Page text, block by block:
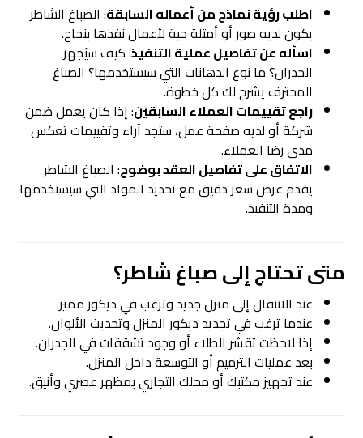
اطلب رؤية نماذج من أعماله السابقة: الصباغ الشاطر
يكون لديه صور أو أمثلة حية لأعمال نفذها بنجاح.
اسأله عن تفاصيل عملية التنفيذ: كيف سيُجهز
الجدران؟ ما نوع الدهانات التي سيستخدمها؟ الصباغ
المحترف يشرح لك كل خطوة.
راجع تقييمات العملاء السابقين: إذا كان يعمل ضمن
شركة أو لديه صفحة عمل، ستجد آراء وتقييمات تعكس
مدى رضا العملاء.
الاتفاق على تفاصيل العقد بوضوح: الصباغ الشاطر
يقدم عرض سعر دقيق مع تحديد المواد التي سيستخدمها
ومدة التنفيذ.
متى تحتاج إلىصباغ شاطر؟
عند الانتقال إلى منزل جديد وترغب في ديكور مميز.
عندما ترغب في تجديد ديكور المنزل وتحديث الألوان.
إذا لاحظت تقشر الطلاء أو وجود تشققات في الجدران.
بعد عمليات الترميم أو التوسعة داخل المنزل.
عند تجهيز مكتبك أو محلك التجاري بمظهر عصري وأنيق.